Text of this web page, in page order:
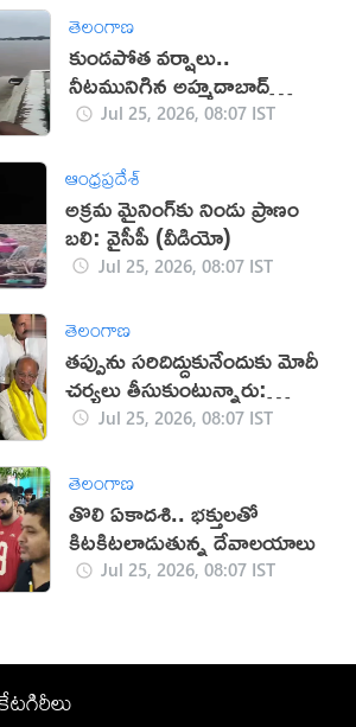
తెలంగాణ
కుండపోత వర్షాలు..
నీటమునిగిన అహ్మదాబాద్
ఎయిర్‌పోర్ట్ (వీడియో)
Jul 25, 2026, 08:07 IST
ఆంధ్రప్రదేశ్
అక్రమ మైనింగ్‌కు నిండు ప్రాణం
బలి: వైసీపీ (వీడియో)
Jul 25, 2026, 08:07 IST
తెలంగాణ
తప్పును సరిదిద్దుకునేందుకు మోదీ
చర్యలు తీసుకుంటున్నారు:
మురళీమోహన్
Jul 25, 2026, 08:07 IST
తెలంగాణ
తొలి ఏకాదశి.. భక్తులతో
కిటకిటలాడుతున్న దేవాలయాలు
Jul 25, 2026, 08:07 IST